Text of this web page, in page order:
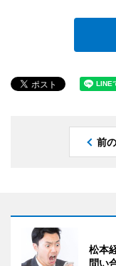
前
松本
問い